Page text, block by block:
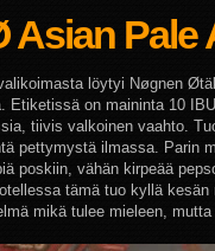
Asian Pale
löytyi Nøgnen
Etiketissä on maininta 10
tiivis valkoinen vaahto.
pettymystä ilmassa. Parin
poskiin, vähän kirpeää
tämä tuo kyllä
mikä tulee mieleen,